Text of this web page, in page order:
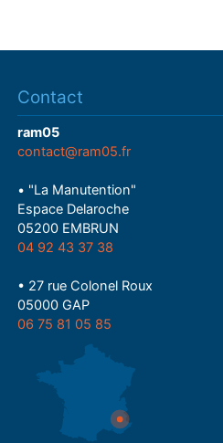
Contact
ram05
contact@ram05.fr
• "La Manutention"
Espace Delaroche
05200 EMBRUN
04 92 43 37 38
• 27 rue Colonel Roux
05000 GAP
06 75 81 05 85